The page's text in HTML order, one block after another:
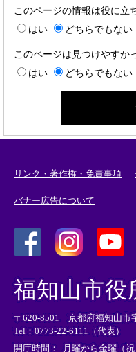
このページの情報は役に立
はい
どちらでもない
このページは見つけやすか
はい
どちらでもない
リンク・著作権・免責事項
バナー広告について
外
部
リ
ン
ク
＞
外
リ
ン
ク
＞
外
部
ン
ク
＞
福知山市役
〒620-8501 京都府福知山市
Tel：0773-22-6111（代表）
開庁時間：
月曜から金曜（